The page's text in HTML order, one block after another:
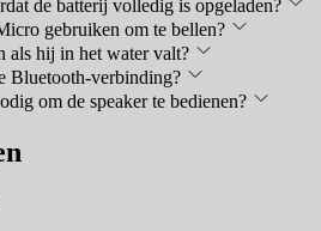
de batterij volledig is opgeladen?
gebruiken om te bellen?
als hij in het water valt?
Bluetooth-verbinding?
om de speaker te bedienen?